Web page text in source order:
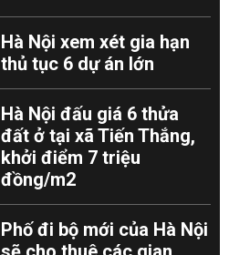
Hà Nội xem xét gia hạn
thủ tục 6 dự án lớn
Hà Nội đấu giá 6 thửa
đất ở tại xã Tiến Thắng,
khởi điểm 7 triệu
đồng/m2
Phố đi bộ mới của Hà Nội